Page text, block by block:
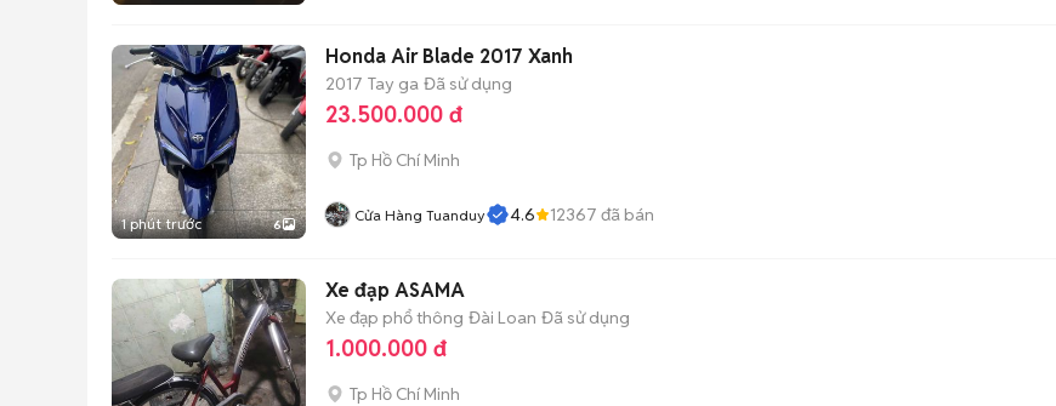
1 phút trước 6
Honda Air Blade 2017 Xanh
2017 Tay ga Đã sử dụng
23.500.000 đ
Tp Hồ Chí Minh
Cửa Hàng Tuanduy 4.6 12367 đã bán
Xe đạp ASAMA
Xe đạp phổ thông Đài Loan Đã sử dụng
1.000.000 đ
Tp Hồ Chí Minh